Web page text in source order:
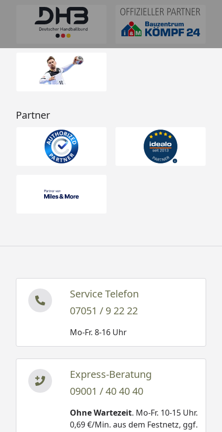
Partner
Service Telefon
07051 / 9 22 22
Mo-Fr. 8-16 Uhr
Express-Beratung
09001 / 40 40 40
Ohne Wartezeit. Mo-Fr. 10-15 Uhr.
0,69 €/Min. aus dem Festnetz, ggf.